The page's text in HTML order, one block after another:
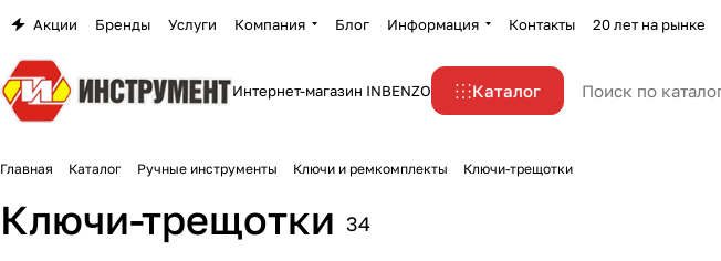
Акции Бренды Услуги Компания Блог Информация Контакты 20 лет на рынке
Интернет-магазин INBENZO Каталог
Главная Каталог Ручные инструменты Ключи и ремкомплекты Ключи-трещотки
Ключи-трещотки 34